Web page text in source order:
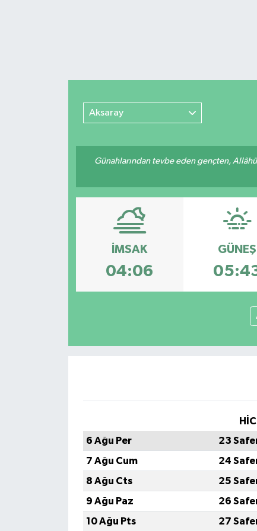
Aksaray
Günahlarından tevbe eden gençten,
İMSAK
04:06
GÜNEŞ
6 Ağu Per
23
7 Ağu Cum
24
8 Ağu Cts
25
9 Ağu Paz
26
10 Ağu Pts
27